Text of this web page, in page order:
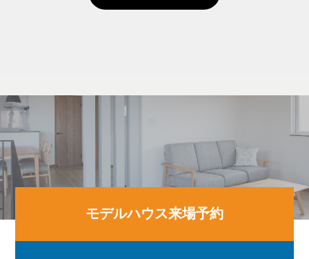
モデルハウス来場予約